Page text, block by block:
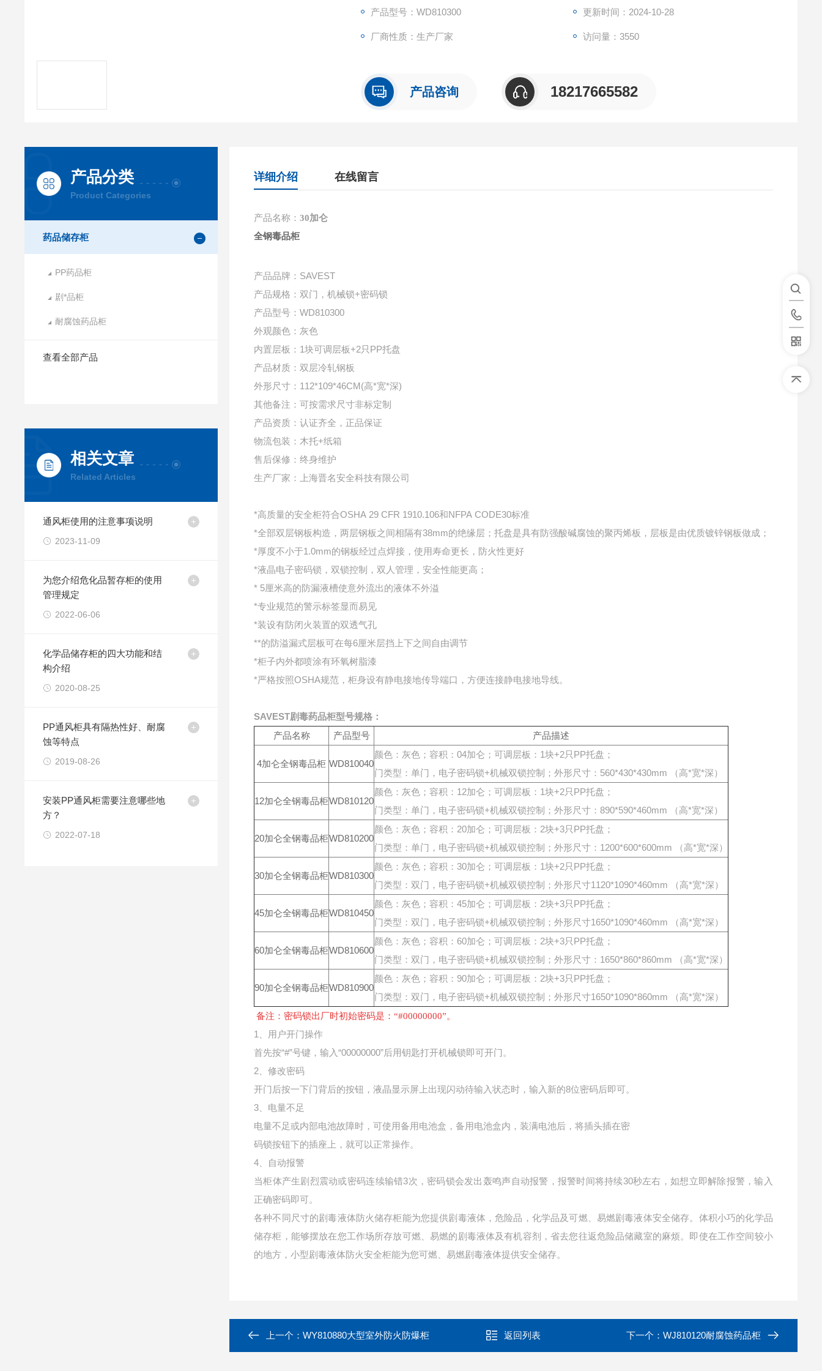
产品型号：WD810300 更新时间：2024-10-28
厂商性质：生产厂家 访问量：3550
产品咨询 18217665582
产品分类
Product Categories
药品储存柜
PP药品柜
剧*品柜
耐腐蚀药品柜
查看全部产品
相关文章
Related Articles
通风柜使用的注意事项说明
2023-11-09
为您介绍危化品暂存柜的使用
管理规定
2022-06-06
化学品储存柜的四大功能和结
构介绍
2020-08-25
PP通风柜具有隔热性好、耐腐
蚀等特点
2019-08-26
安装PP通风柜需要注意哪些地
方？
2022-07-18
详细介绍 在线留言
产品名称：30加仑
全钢毒品柜
产品品牌：SAVEST
产品规格：双门，机械锁+密码锁
产品型号：WD810300
外观颜色：灰色
内置层板：1块可调层板+2只PP托盘
产品材质：双层冷轧钢板
外形尺寸：112*109*46CM(高*宽*深)
其他备注：可按需求尺寸非标定制
产品资质：认证齐全，正品保证
物流包装：木托+纸箱
售后保修：终身维护
生产厂家：上海晋名安全科技有限公司
*高质量的安全柜符合OSHA 29 CFR 1910.106和NFPA CODE30标准
*全部双层钢板构造，两层钢板之间相隔有38mm的绝缘层；托盘是具有防强酸碱腐蚀的聚丙烯板，层板是由优质镀锌钢板做成；
*厚度不小于1.0mm的钢板经过点焊接，使用寿命更长，防火性更好
*液晶电子密码锁，双锁控制，双人管理，安全性能更高；
* 5厘米高的防漏液槽使意外流出的液体不外溢
*专业规范的警示标签显而易见
*装设有防闭火装置的双透气孔
**的防溢漏式层板可在每6厘米层挡上下之间自由调节
*柜子内外都喷涂有环氧树脂漆
*严格按照OSHA规范，柜身设有静电接地传导端口，方便连接静电接地导线。
SAVEST剧毒药品柜型号规格：
产品名称
产品型号 产品描述
4加仑全钢毒品柜 WD810040
颜色：灰色；容积：04加仑；可调层板：1块+2只PP托盘；
门类型：单门，电子密码锁+机械双锁控制；外形尺寸：560*430*430mm （高*宽*深）
12加仑全钢毒品柜WD810120
颜色：灰色；容积：12加仑；可调层板：1块+2只PP托盘；
门类型：单门，电子密码锁+机械双锁控制；外形尺寸：890*590*460mm （高*宽*深）
20加仑全钢毒品柜WD810200
颜色：灰色；容积：20加仑；可调层板：2块+3只PP托盘；
门类型：单门，电子密码锁+机械双锁控制；外形尺寸：1200*600*600mm （高*宽*深）
30加仑全钢毒品柜WD810300
颜色：灰色；容积：30加仑；可调层板：1块+2只PP托盘；
门类型：双门，电子密码锁+机械双锁控制；外形尺寸1120*1090*460mm （高*宽*深）
45加仑全钢毒品柜WD810450
颜色：灰色；容积：45加仑；可调层板：2块+3只PP托盘；
门类型：双门，电子密码锁+机械双锁控制；外形尺寸1650*1090*460mm （高*宽*深）
60加仑全钢毒品柜WD810600
颜色：灰色；容积：60加仑；可调层板：2块+3只PP托盘；
门类型：双门，电子密码锁+机械双锁控制；外形尺寸：1650*860*860mm （高*宽*深）
90加仑全钢毒品柜WD810900
颜色：灰色；容积：90加仑；可调层板：2块+3只PP托盘；
门类型：双门，电子密码锁+机械双锁控制；外形尺寸1650*1090*860mm （高*宽*深）
备注：密码锁出厂时初始密码是：“#00000000”。
1、用户开门操作
首先按“#”号键，输入“00000000”后用钥匙打开机械锁即可开门。
2、修改密码
开门后按一下门背后的按钮，液晶显示屏上出现闪动待输入状态时，输入新的8位密码后即可。
3、电量不足
电量不足或内部电池故障时，可使用备用电池盒，备用电池盒内，装满电池后，将插头插在密
码锁按钮下的插座上，就可以正常操作。
4、自动报警
当柜体产生剧烈震动或密码连续输错3次，密码锁会发出轰鸣声自动报警，报警时间将持续30秒左右，如想立即解除报警，输入
正确密码即可。
各种不同尺寸的剧毒液体防火储存柜能为您提供剧毒液体，危险品，化学品及可燃、易燃剧毒液体安全储存。体积小巧的化学品
储存柜，能够摆放在您工作场所存放可燃、易燃的剧毒液体及有机容剂，省去您往返危险品储藏室的麻烦。即使在工作空间较小
的地方，小型剧毒液体防火安全柜能为您可燃、易燃剧毒液体提供安全储存。
上一个：WY810880大型室外防火防爆柜 返回列表 下一个： WJ810120耐腐蚀药品柜